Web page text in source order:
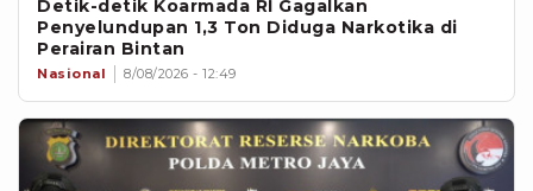
Detik-detik Koarmada RI Gagalkan
Penyelundupan 1,3 Ton Diduga Narkotika di
Perairan Bintan
Nasional 8/08/2026 - 12:49